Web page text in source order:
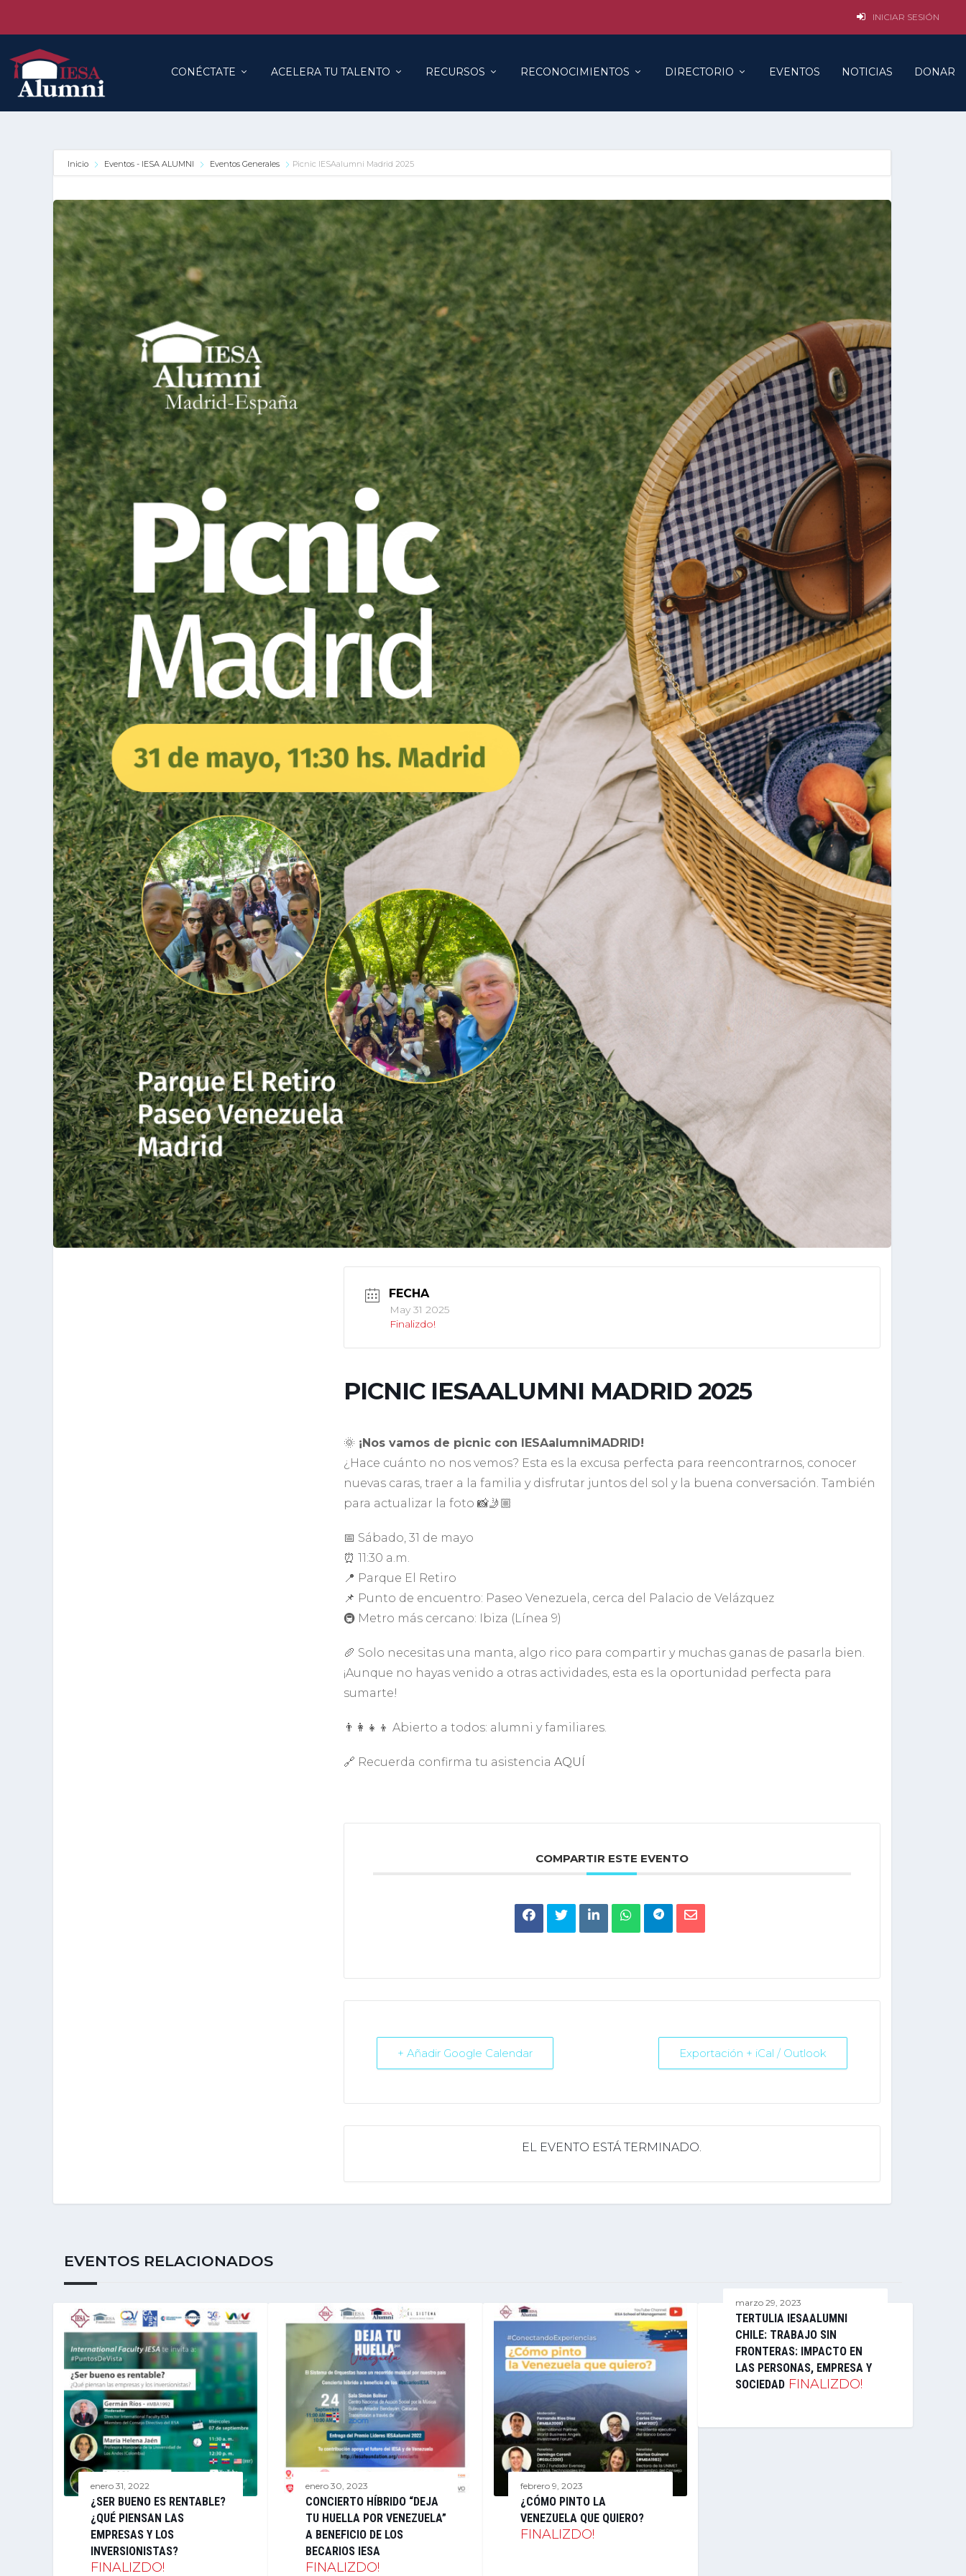
INICIAR SESIÓN
CONÉCTATE ACELERA TU TALENTO RECURSOS RECONOCIMIENTOS DIRECTORIO EVENTOS NOTICIAS DONAR
Inicio Eventos - IESA ALUMNI Eventos Generales Picnic IESAalumni Madrid 2025
FECHA
May 31 2025
Finalizdo!
PICNIC IESAALUMNI MADRID 2025
🌞 ¡Nos vamos de picnic con IESAalumniMADRID!
¿Hace cuánto no nos vemos? Esta es la excusa perfecta para reencontrarnos, conocer
nuevas caras, traer a la familia y disfrutar juntos del sol y la buena conversación. También
para actualizar la foto 📸🤳🏼
📅 Sábado, 31 de mayo
⏰ 11:30 a.m.
📍 Parque El Retiro
📌 Punto de encuentro: Paseo Venezuela, cerca del Palacio de Velázquez
🚇 Metro más cercano: Ibiza (Línea 9)
🥖 Solo necesitas una manta, algo rico para compartir y muchas ganas de pasarla bien.
¡Aunque no hayas venido a otras actividades, esta es la oportunidad perfecta para
sumarte!
👨‍👩‍👧‍👦 Abierto a todos: alumni y familiares.
🔗 Recuerda confirma tu asistencia AQUÍ
COMPARTIR ESTE EVENTO
+ Añadir Google Calendar Exportación + iCal / Outlook
EL EVENTO ESTÁ TERMINADO.
EVENTOS RELACIONADOS
enero 31, 2022
¿SER BUENO ES RENTABLE?
¿QUÉ PIENSAN LAS
EMPRESAS Y LOS
INVERSIONISTAS?
FINALIZDO!
enero 30, 2023
CONCIERTO HÍBRIDO “DEJA
TU HUELLA POR VENEZUELA”
A BENEFICIO DE LOS
BECARIOS IESA
FINALIZDO!
febrero 9, 2023
¿CÓMO PINTO LA
VENEZUELA QUE QUIERO?
FINALIZDO!
marzo 29, 2023
TERTULIA IESAALUMNI
CHILE: TRABAJO SIN
FRONTERAS: IMPACTO EN
LAS PERSONAS, EMPRESA Y
SOCIEDAD FINALIZDO!